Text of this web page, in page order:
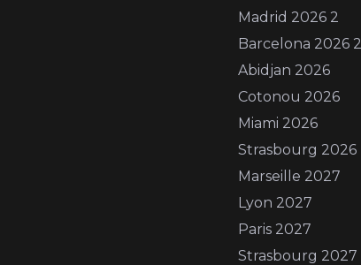
Madrid 2026 2
Barcelona 2026 2
Abidjan 2026
Cotonou 2026
Miami 2026
Strasbourg 2026
Marseille 2027
Lyon 2027
Paris 2027
Strasbourg 2027